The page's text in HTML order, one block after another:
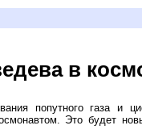
в
попутного газа и
Это будет